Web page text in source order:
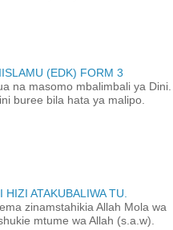
(EDK) FORM 3
na masomo mbalimbali ya Dini.
buree bila hata ya malipo.
ATAKUBALIWA TU.
zinamstahikia Allah Mola wa
mtume wa Allah (s.a.w).